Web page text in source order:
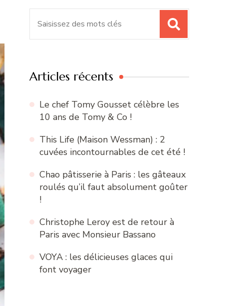
Articles récents
Le chef Tomy Gousset célèbre les
10 ans de Tomy & Co !
This Life (Maison Wessman) : 2
cuvées incontournables de cet été !
Chao pâtisserie à Paris : les gâteaux
roulés qu’il faut absolument goûter
!
Christophe Leroy est de retour à
Paris avec Monsieur Bassano
VOYA : les délicieuses glaces qui
font voyager